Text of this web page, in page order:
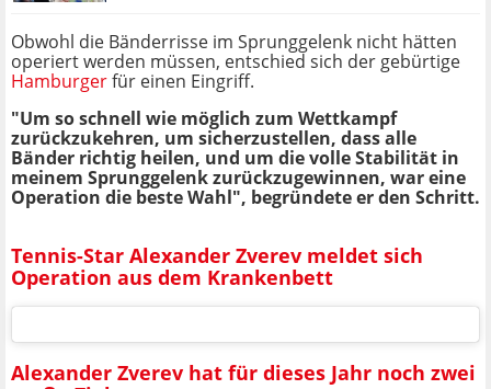
Obwohl die Bänderrisse im Sprunggelenk nicht hätten
operiert werden müssen, entschied sich der gebürtige
Hamburgerfür einen Eingriff.
"Um so schnell wie möglich zum Wettkampf
zurückzukehren, um sicherzustellen, dass alle
Bänder richtig heilen, und um die volle Stabilität in
meinem Sprunggelenk zurückzugewinnen, war eine
Operation die beste Wahl", begründete er den Schritt.
Tennis-Star Alexander Zverev meldet sich
Operation aus dem Krankenbett
Alexander Zverev hat für dieses Jahr noch zwei